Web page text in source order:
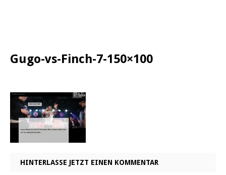
Gugo-vs-Finch-7-150×100
HINTERLASSE JETZT EINEN KOMMENTAR